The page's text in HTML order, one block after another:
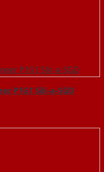
P1G1 Sồi-a-SGD